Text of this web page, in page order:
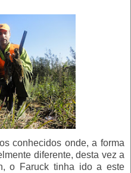
conhecidos onde, a forma
diferente, desta vez a
o Faruck tinha ido a este